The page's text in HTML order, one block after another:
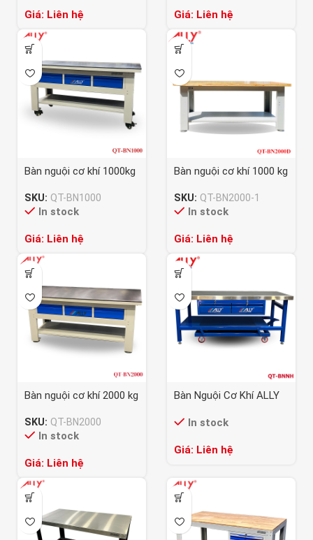
Giá: Liên hệ Giá: Liên hệ
Bàn nguội cơ khí 1000kg
SKU: QT-BN1000
In stock
Giá: Liên hệ
Bàn nguội cơ khí 1000 kg
SKU: QT-BN2000-1
In stock
Giá: Liên hệ
Bàn nguội cơ khí 2000 kg
SKU: QT-BN2000
In stock
Giá: Liên hệ
Bàn Nguội Cơ Khí ALLY
In stock
Giá: Liên hệ